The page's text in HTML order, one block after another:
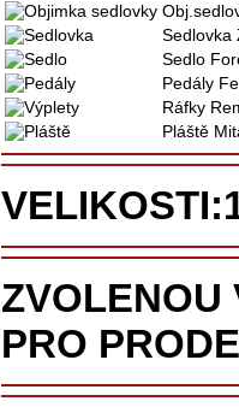
Sedlovka
Sedlo
Pedály
Ráfky
Pláště
VELIKOSTI
ZVOLENOU
PRO